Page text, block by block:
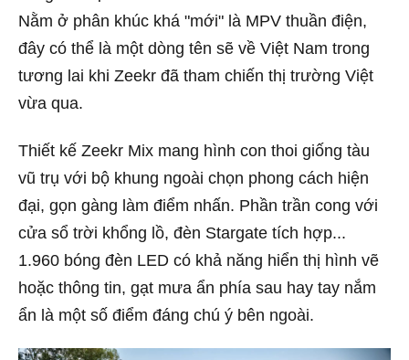
Nằm ở phân khúc khá "mới" là MPV thuần điện,
đây có thể là một dòng tên sẽ về Việt Nam trong
tương lai khi Zeekr đã tham chiến thị trường Việt
vừa qua.
Thiết kế Zeekr Mix mang hình con thoi giống tàu
vũ trụ với bộ khung ngoài chọn phong cách hiện
đại, gọn gàng làm điểm nhấn. Phần trần cong với
cửa sổ trời khổng lồ, đèn Stargate tích hợp...
1.960 bóng đèn LED có khả năng hiển thị hình vẽ
hoặc thông tin, gạt mưa ẩn phía sau hay tay nắm
ẩn là một số điểm đáng chú ý bên ngoài.